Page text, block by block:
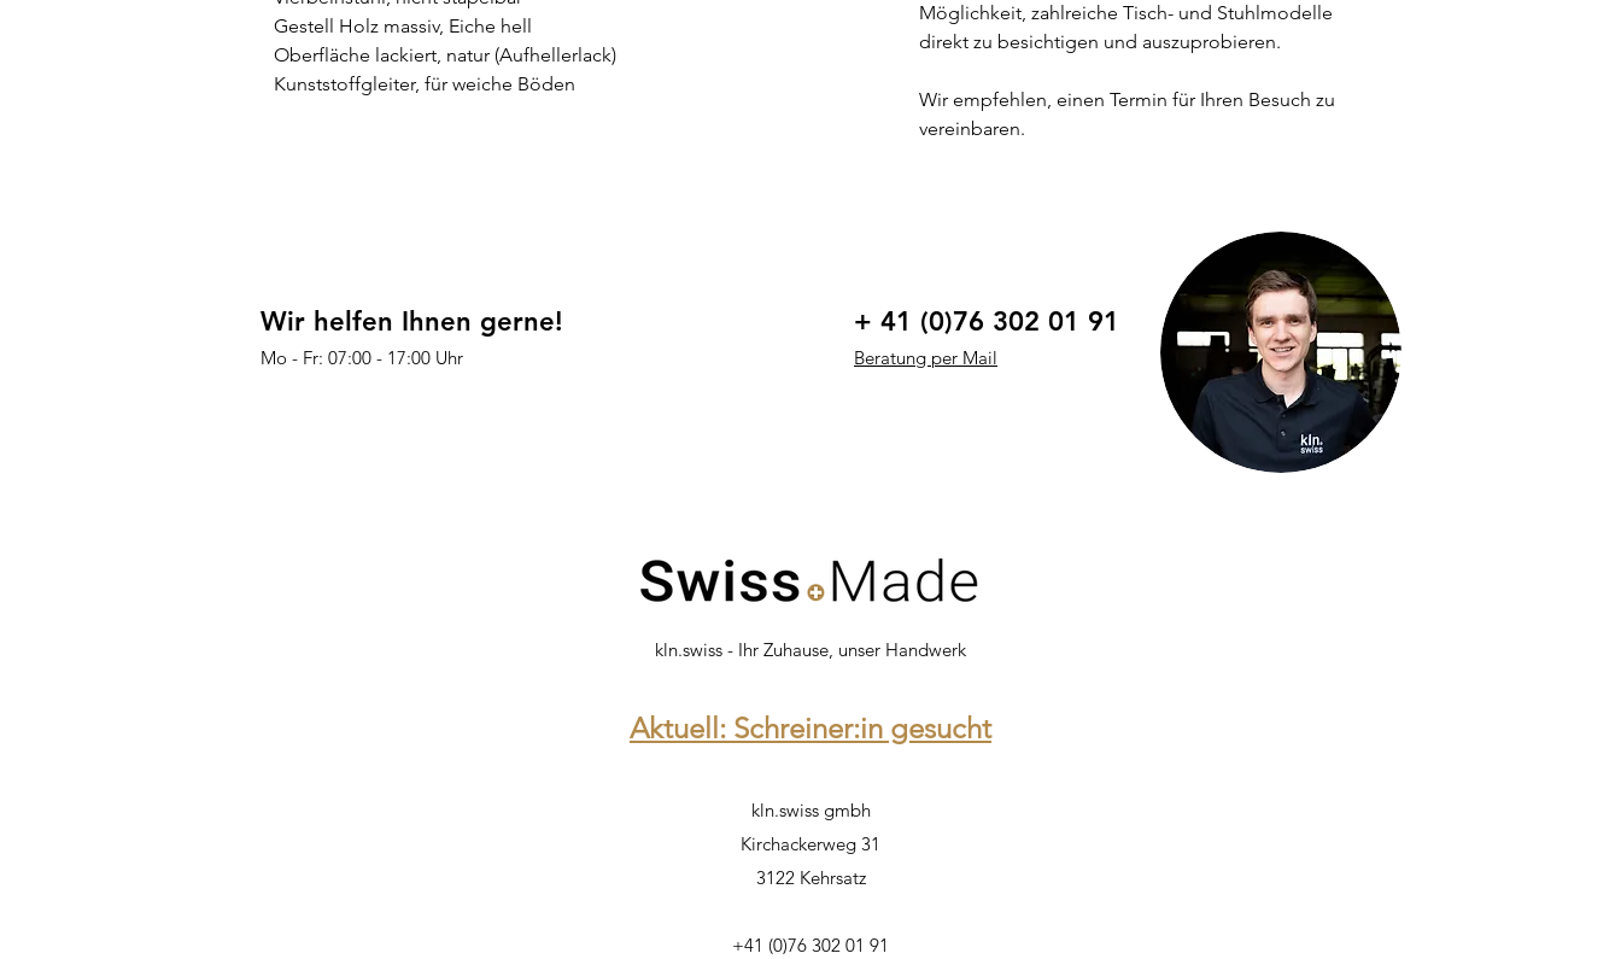
Gestell Holz massiv, Eiche hell
Oberfläche lackiert, natur (Aufhellerlack)
Kunststoffgleiter, für weiche Böden
Möglichkeit, zahlreiche Tisch- und Stuhlmodelle
direkt zu besichtigen und auszuprobieren.
Wir empfehlen, einen Termin für Ihren Besuch zu
vereinbaren.
Wir helfen Ihnen gerne!
Mo - Fr: 07:00 - 17:00 Uhr
+ 41 (0)76 302 01 91
Beratung per Mail
kln.swiss - Ihr Zuhause, unser Handwerk
Aktuell: Schreiner:in gesucht
kln.swiss gmbh
Kirchackerweg 31
3122 Kehrsatz
+41 (0)76 302 01 91